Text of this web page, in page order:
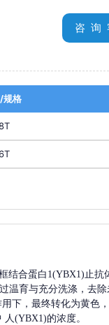
咨 询
规格
结合蛋白1(YBX1)止抗
过温育与充分洗涤，去
下，最终转化为黄色
人(YBX1)的浓度。